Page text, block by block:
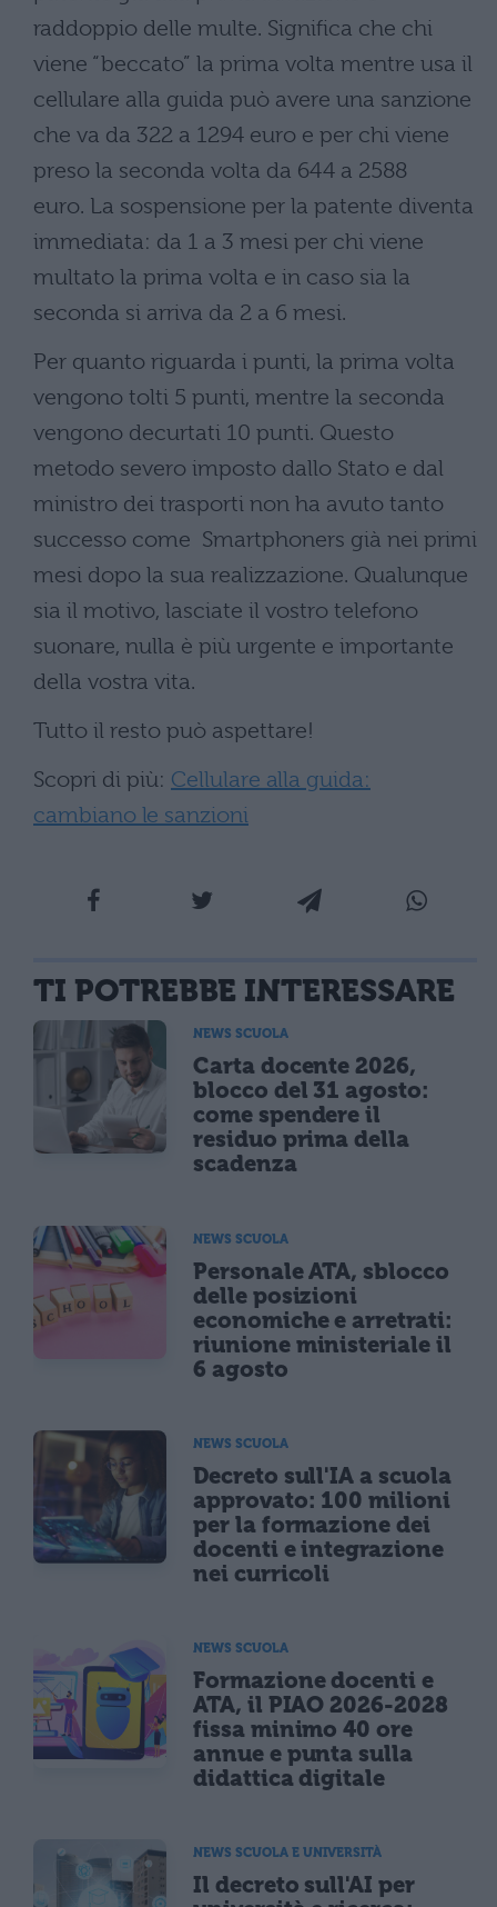
raddoppio delle multe. Significa che chi
viene “beccato” la prima volta mentre usa il
cellulare alla guida può avere una sanzione
che va da 322 a 1294 euro e per chi viene
preso la seconda volta da 644 a 2588
euro. La sospensione per la patente diventa
immediata: da 1 a 3 mesi per chi viene
multato la prima volta e in caso sia la
seconda si arriva da 2 a 6 mesi.
Per quanto riguarda i punti, la prima volta
vengono tolti 5 punti, mentre la seconda
vengono decurtati 10 punti. Questo
metodo severo imposto dallo Stato e dal
ministro dei trasporti non ha avuto tanto
successo come Smartphoners già nei primi
mesi dopo la sua realizzazione. Qualunque
sia il motivo, lasciate il vostro telefono
suonare, nulla è più urgente e importante
della vostra vita.
Tutto il resto può aspettare!
Scopri di più: Cellulare alla guida:
cambiano le sanzioni
TI POTREBBE INTERESSARE
NEWS SCUOLA
Carta docente 2026,
blocco del 31 agosto:
come spendere il
residuo prima della
scadenza
NEWS SCUOLA
Personale ATA, sblocco
delle posizioni
economiche e arretrati:
riunione ministeriale il
6 agosto
NEWS SCUOLA
Decreto sull'IA a scuola
approvato: 100 milioni
per la formazione dei
docenti e integrazione
nei curricoli
NEWS SCUOLA
Formazione docenti e
ATA, il PIAO 2026-2028
fissa minimo 40 ore
annue e punta sulla
didattica digitale
NEWS SCUOLA E UNIVERSITÀ
Il decreto sull'AI per